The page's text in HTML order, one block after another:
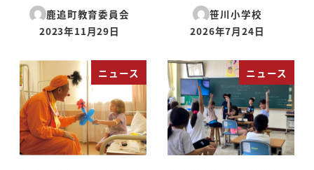
鹿追町教育委員会
投稿日
2023年11月29日
笹川小学校
投稿日
2026年7月24日
ニュース ニュース